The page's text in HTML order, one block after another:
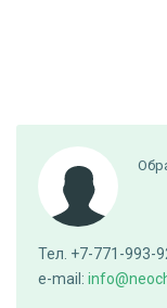
Тел. +7-771-993-
e-mail: